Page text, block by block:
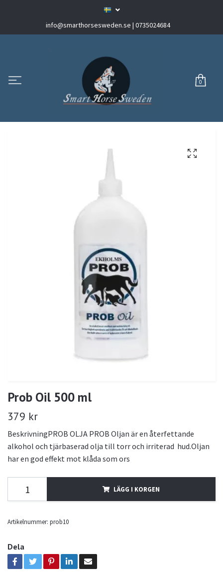
info@smarthorsesweden.se | 0735024684
0
Prob Oil 500 ml
379 kr
BeskrivningPROB OLJA PROB Oljan är en återfettande
alkohol och tjärbaserad olja till torr och irriterad hud.Oljan
har en god effekt mot klåda som ors
LÄGG I KORGEN
Artikelnummer: prob10
Dela